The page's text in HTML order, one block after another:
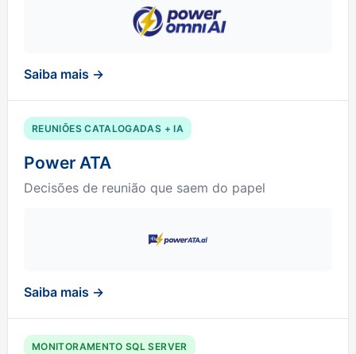
Saiba mais →
REUNIÕES CATALOGADAS + IA
Power ATA
Decisões de reunião que saem do papel
Saiba mais →
MONITORAMENTO SQL SERVER